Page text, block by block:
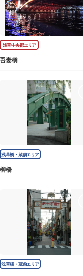
浅草中央部エリア
吾妻橋
浅草橋・蔵前エリア
柳橋
浅草橋・蔵前エリア